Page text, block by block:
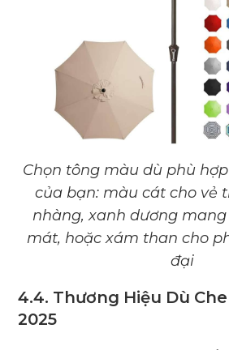
Chọn tông màu dù phù
của bạn: màu cát cho vẻ
nhàng, xanh dương
mát, hoặc xám than cho
đại
4.4. Thương Hiệu Dù
2025